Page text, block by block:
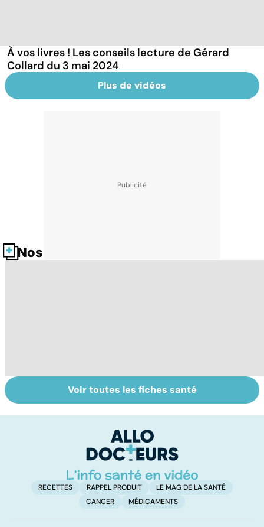
À vos livres ! Les conseils lecture de Gérard
Collard du 3 mai 2024
Plus de vidéos
Nos fiches santé
Tout savoir sur
les infections
Inflammation des
amygdales : que
d'angine ?
Voir toutes les fiches santé
RECETTES RAPPEL PRODUIT
LE MAG DE LA SANTÉ
CANCER
MÉDICAMENTS